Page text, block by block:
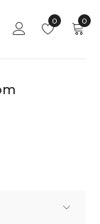
0
0